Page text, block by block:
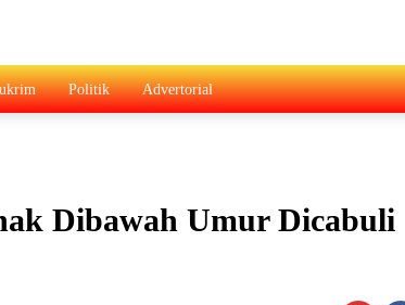
Politik Advertorial
Dibawah Umur Dicabuli